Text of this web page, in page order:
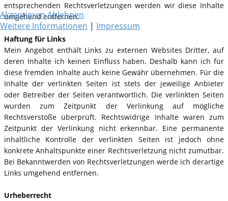
entsprechenden Rechtsverletzungen werden wir diese Inhalte
umgehend entfernen.
Haftung für Links
Mein Angebot enthält Links zu externen Websites Dritter, auf
deren Inhalte ich keinen Einfluss haben. Deshalb kann ich für
diese fremden Inhalte auch keine Gewähr übernehmen. Für die
Inhalte der verlinkten Seiten ist stets der jeweilige Anbieter
oder Betreiber der Seiten verantwortlich. Die verlinkten Seiten
wurden zum Zeitpunkt der Verlinkung auf mögliche
Rechtsverstöße überprüft. Rechtswidrige Inhalte waren zum
Zeitpunkt der Verlinkung nicht erkennbar. Eine permanente
inhaltliche Kontrolle der verlinkten Seiten ist jedoch ohne
konkrete Anhaltspunkte einer Rechtsverletzung nicht zumutbar.
Bei Bekanntwerden von Rechtsverletzungen werde ich derartige
Links umgehend entfernen.
Urheberrecht
AkzeptierenAblehnen
Weitere Informationen | Impressum